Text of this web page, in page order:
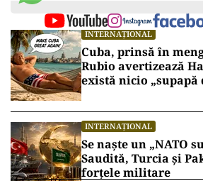
INTERNAȚIONAL
Cuba, prinsă în
Rubio avertizează
există nicio „supapă
INTERNAȚIONAL
Se naște un „NATO
Saudită, Turcia și
forțele militare